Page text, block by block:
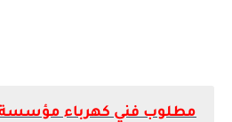
مطلوب فني كهرباء مؤسسة